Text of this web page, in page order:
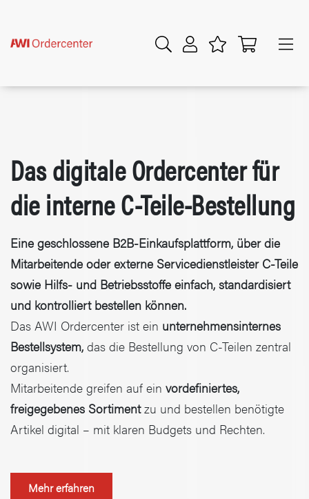
Das digitale Ordercenter für
die interne C-Teile-Bestellung
Eine geschlossene B2B-Einkaufsplattform, über die
Mitarbeitende oder externe Servicedienstleister C-Teile
sowie Hilfs- und Betriebsstoffe einfach, standardisiert
und kontrolliert bestellen können.
Das AWI Ordercenter ist ein unternehmensinternes
Bestellsystem, das die Bestellung von C-Teilen zentral
organisiert.
Mitarbeitende greifen auf ein vordefiniertes,
freigegebenes Sortimentzu und bestellen benötigte
Artikel digital – mit klaren Budgets und Rechten.
Mehr erfahren